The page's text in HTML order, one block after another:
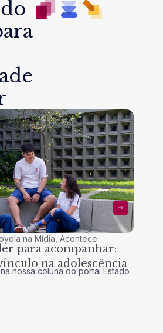
na Mídia ,Acontece
para acompanhar:
na adolescência
nossa coluna do portal Estado